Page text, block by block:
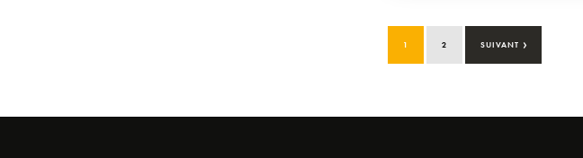
1 2 SUIVANT ›